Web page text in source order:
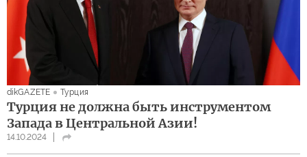
dikGAZETE Турция
Турция не должна быть инструментом
Запада в Центральной Азии!
14.10.2024